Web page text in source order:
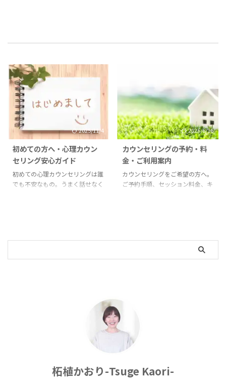
2025/11/4
初めての方へ・心理カウン
セリング安心ガイド
初めての心理カウンセリングは誰
でも不安なもの。うまく話せなく
2026/6/16
カウンセリングの予約・料
金・ご利用案内
カウンセリングをご希望の方へ。
ご予約手順、セッション料金、キ
柘植かおり-Tsuge Kaori-